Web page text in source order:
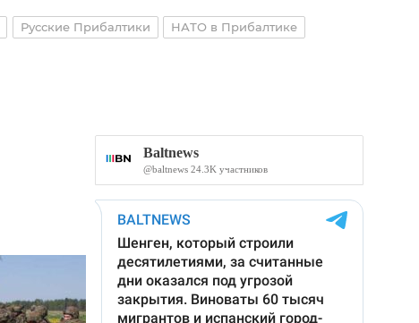
Русские Прибалтики НАТО в Прибалтике